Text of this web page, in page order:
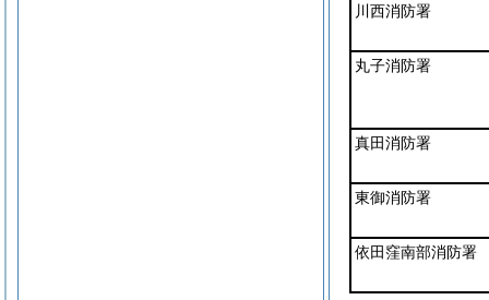
川西消防署
丸子消防署
真田消防署
東御消防署
依田窪南部消防署